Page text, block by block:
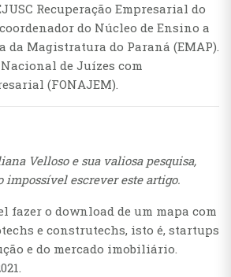
Recuperação Empresarial do
do Núcleo de Ensino a
da Magistratura do Paraná (EMAP).
de Juízes com
(FONAJEM).
Velloso e sua valiosa pesquisa,
impossível escrever este artigo.
fazer o download de um mapa com
e construtechs, isto é, startups
e do mercado imobiliário.